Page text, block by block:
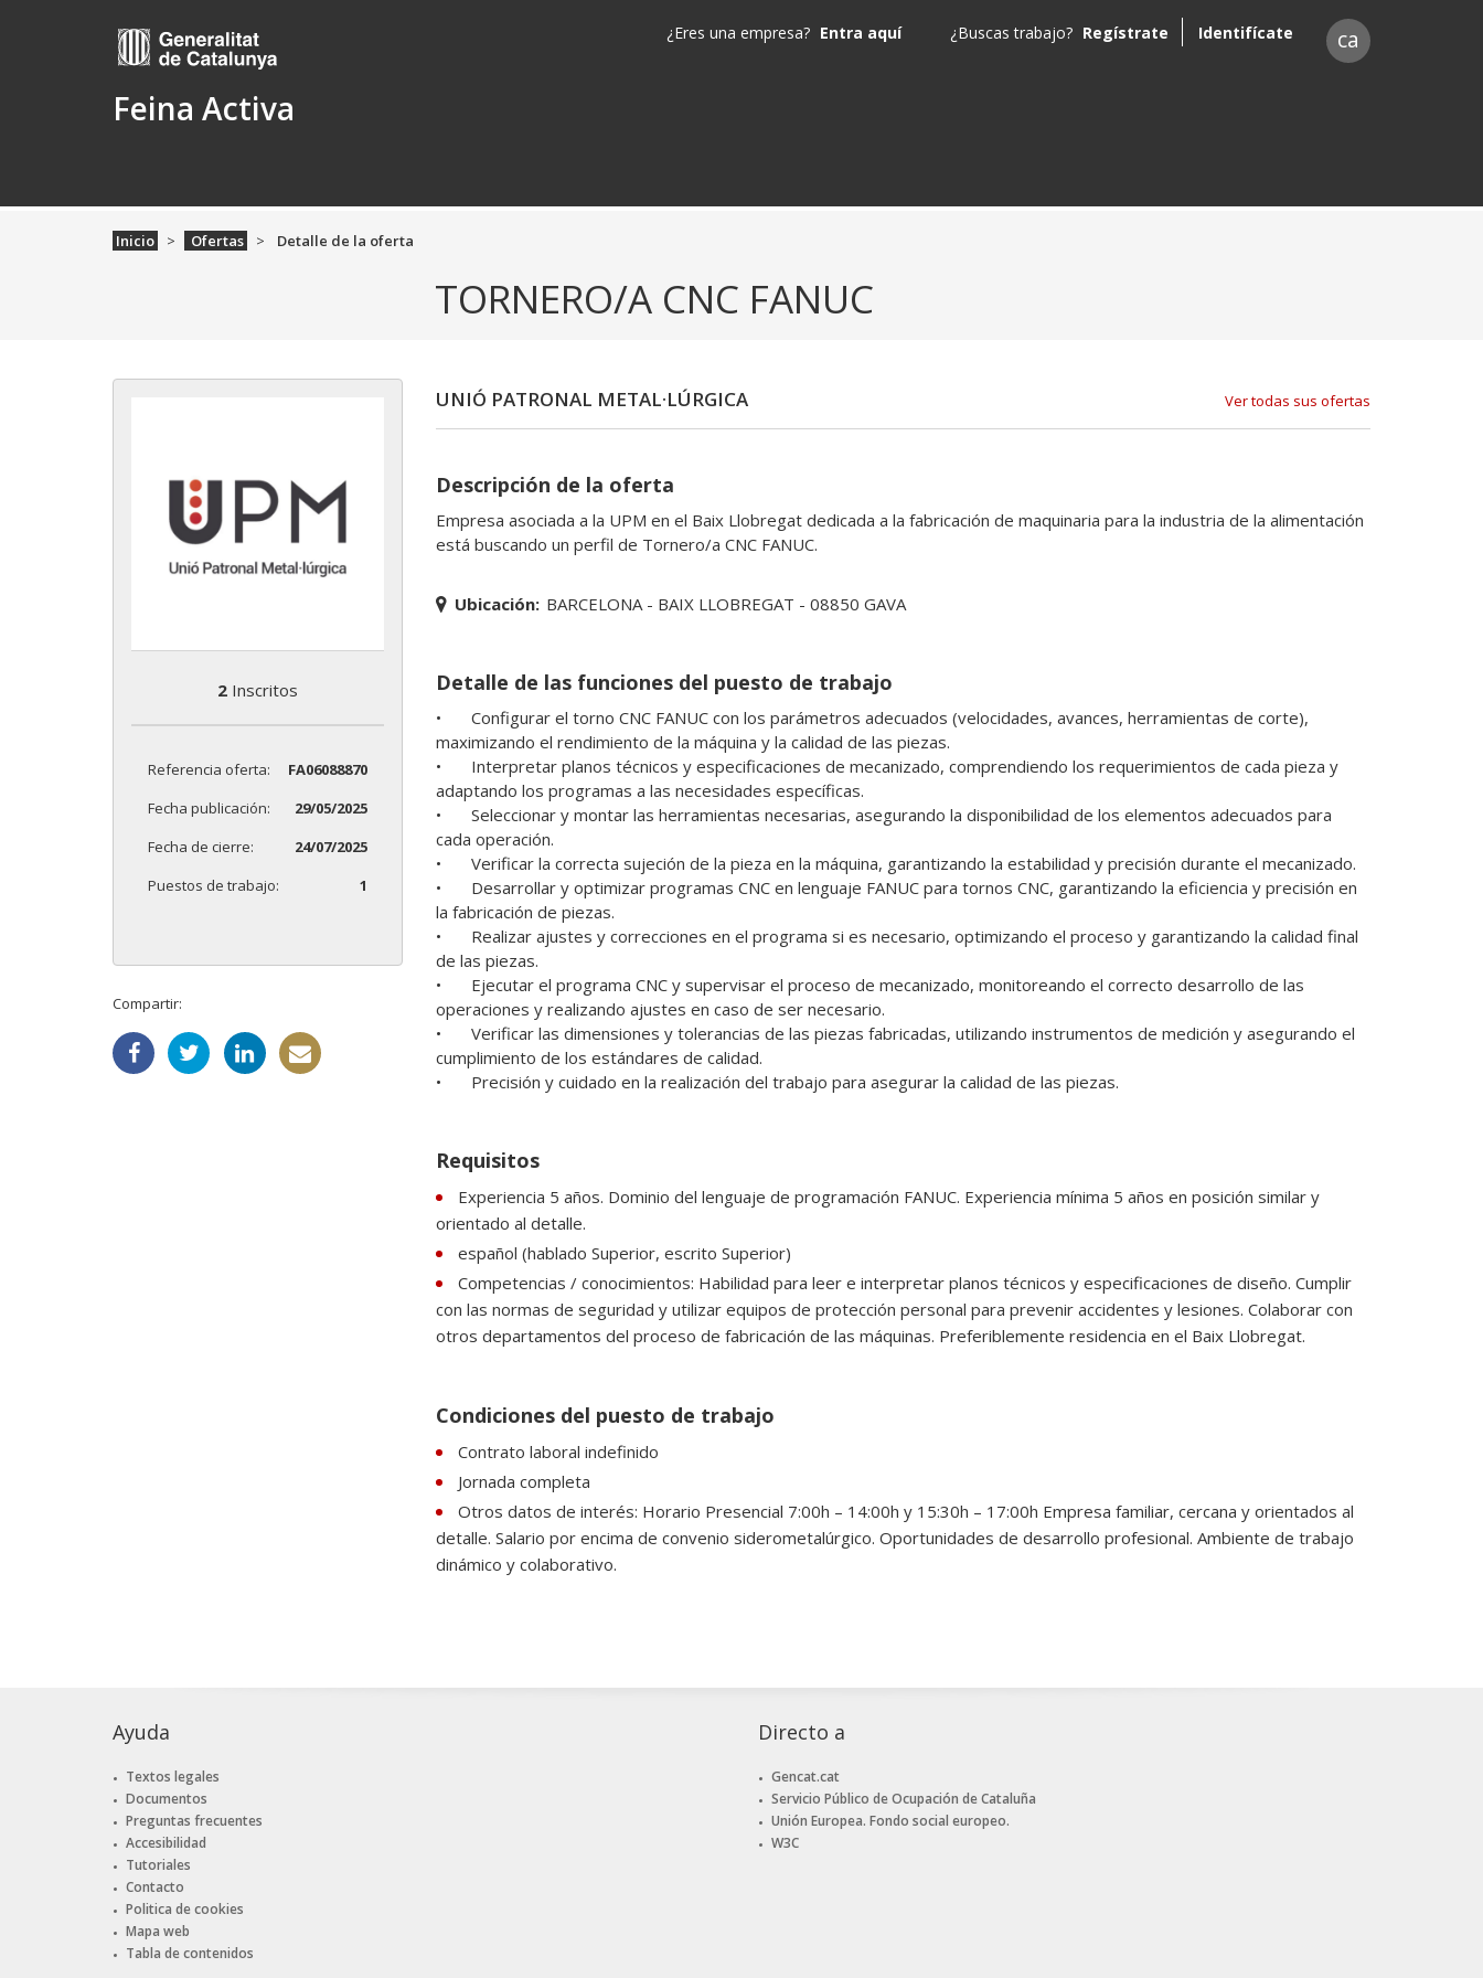
Feina Activa
¿Eres una empresa? Entra aquí ¿Buscas trabajo? Regístrate Identifícate ca
Inicio Ofertas Detalle de la oferta
TORNERO/A CNC FANUC
2Inscritos
Referencia oferta:
FA06088870
Fecha publicación:
29/05/2025
Fecha de cierre:
24/07/2025
Puestos de trabajo:
1
Compartir:
UNIÓ PATRONAL METAL·LÚRGICA Ver todas sus ofertas
Descripción de la oferta
Empresa asociada a la UPM en el Baix Llobregat dedicada a la fabricación de maquinaria para la industria de la alimentación
está buscando un perfil de Tornero/a CNC FANUC.
Ubicación: BARCELONA - BAIX LLOBREGAT - 08850 GAVA
Detalle de las funciones del puesto de trabajo
•	Configurar el torno CNC FANUC con los parámetros adecuados (velocidades, avances, herramientas de corte),
maximizando el rendimiento de la máquina y la calidad de las piezas.
•	Interpretar planos técnicos y especificaciones de mecanizado, comprendiendo los requerimientos de cada pieza y
adaptando los programas a las necesidades específicas.
•	Seleccionar y montar las herramientas necesarias, asegurando la disponibilidad de los elementos adecuados para
cada operación.
•	Verificar la correcta sujeción de la pieza en la máquina, garantizando la estabilidad y precisión durante el mecanizado.
•	Desarrollar y optimizar programas CNC en lenguaje FANUC para tornos CNC, garantizando la eficiencia y precisión en
la fabricación de piezas.
•	Realizar ajustes y correcciones en el programa si es necesario, optimizando el proceso y garantizando la calidad final
de las piezas.
•	Ejecutar el programa CNC y supervisar el proceso de mecanizado, monitoreando el correcto desarrollo de las
operaciones y realizando ajustes en caso de ser necesario.
•	Verificar las dimensiones y tolerancias de las piezas fabricadas, utilizando instrumentos de medición y asegurando el
cumplimiento de los estándares de calidad.
•	Precisión y cuidado en la realización del trabajo para asegurar la calidad de las piezas.
Requisitos
Experiencia 5 años. Dominio del lenguaje de programación FANUC. Experiencia mínima 5 años en posición similar y
orientado al detalle.
español (hablado Superior, escrito Superior)
Competencias / conocimientos: Habilidad para leer e interpretar planos técnicos y especificaciones de diseño. Cumplir
con las normas de seguridad y utilizar equipos de protección personal para prevenir accidentes y lesiones. Colaborar con
otros departamentos del proceso de fabricación de las máquinas. Preferiblemente residencia en el Baix Llobregat.
Condiciones del puesto de trabajo
Contrato laboral indefinido
Jornada completa
Otros datos de interés: Horario Presencial 7:00h – 14:00h y 15:30h – 17:00h Empresa familiar, cercana y orientados al
detalle. Salario por encima de convenio siderometalúrgico. Oportunidades de desarrollo profesional. Ambiente de trabajo
dinámico y colaborativo.
Ayuda
Textos legales
Documentos
Preguntas frecuentes
Accesibilidad
Tutoriales
Contacto
Politica de cookies
Mapa web
Tabla de contenidos
Directo a
Gencat.cat
Servicio Público de Ocupación de Cataluña
Unión Europea. Fondo social europeo.
W3C